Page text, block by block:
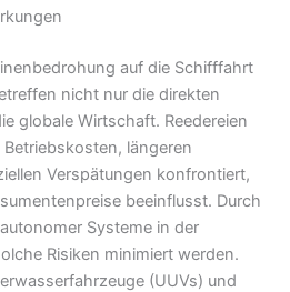
auf die Schifffahrt
nicht nur die direkten
globale Wirtschaft. Reedereien
längeren
Verspätungen konfrontiert,
beeinflusst. Durch
Systeme in der
Risiken minimiert werden.
(UUVs) und